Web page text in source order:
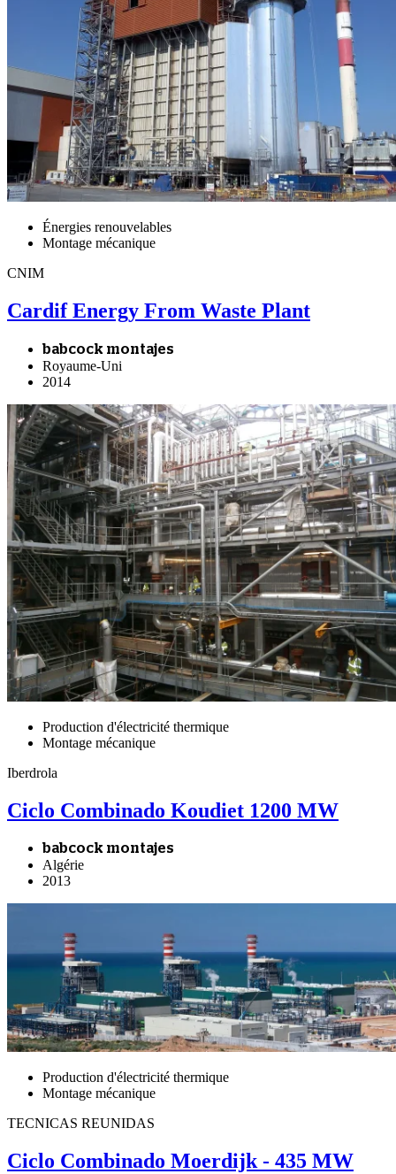
Énergies renouvelables
Montage mécanique
CNIM
Cardif Energy From Waste Plant
babcock montajes
Royaume-Uni
2014
Production d'électricité thermique
Montage mécanique
Iberdrola
Ciclo Combinado Koudiet 1200 MW
babcock montajes
Algérie
2013
Production d'électricité thermique
Montage mécanique
TECNICAS REUNIDAS
Ciclo Combinado Moerdijk - 435 MW